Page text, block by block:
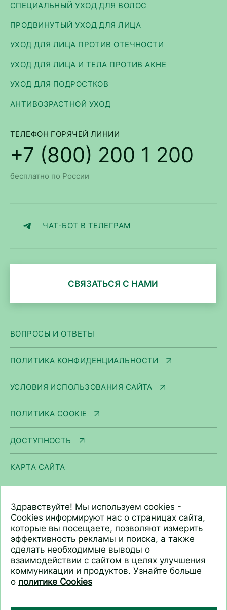
СПЕЦИАЛЬНЫЙ УХОД ДЛЯ ВОЛОС
ПРОДВИНУТЫЙ УХОД ДЛЯ ЛИЦА
УХОД ДЛЯ ЛИЦА ПРОТИВ ОТЕЧНОСТИ
УХОД ДЛЯ ЛИЦА И ТЕЛА ПРОТИВ АКНЕ
УХОД ДЛЯ ПОДРОСТКОВ
АНТИВОЗРАСТНОЙ УХОД
ТЕЛЕФОН ГОРЯЧЕЙ ЛИНИИ
+7 (800) 200 1 200
бесплатно по России
ЧАТ-БОТ В ТЕЛЕГРАМ
СВЯЗАТЬСЯ С НАМИ
ВОПРОСЫ И ОТВЕТЫ
ПОЛИТИКА КОНФИДЕНЦИАЛЬНОСТИ
УСЛОВИЯ ИСПОЛЬЗОВАНИЯ САЙТА
ПОЛИТИКА COOKIE
ДОСТУПНОСТЬ
КАРТА САЙТА
ООО «Арнест ЮниРусь»
г. Москва, ул. Сергея Макеева, д. 13.
ИНН 7705183476
+7 (495) 745 75 00
info@unirusgroup.ru
Здравствуйте! Мы используем cookies -
Cookies информируют нас о страницах сайта,
которые вы посещаете, позволяют измерить
эффективность рекламы и поиска, а также
сделать необходимые выводы о
взаимодействии с сайтом в целях улучшения
коммуникации и продуктов. Узнайте больше
о политике Cookies